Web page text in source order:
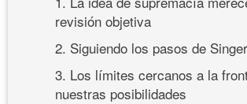
revisión objetiva
2. Siguiendo los pasos de
3. Los límites cercanos a la
nuestras posibilidades